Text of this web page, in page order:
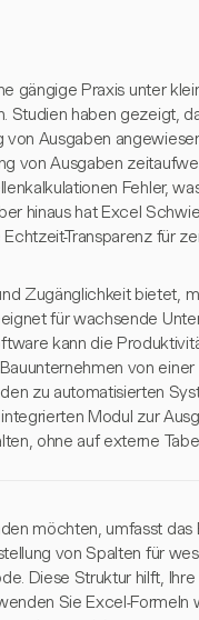
gängige Praxis unter
Studien haben gezeigt,
von Ausgaben
von Ausgaben
Fehler,
hinaus hat Excel
Transparenz für
Zugänglichkeit bietet,
für wachsende
kann die
von
zu automatisierten
Modul zur
ohne auf externe
möchten, umfasst
von Spalten für
Diese Struktur hilft,
Sie Excel-Formeln